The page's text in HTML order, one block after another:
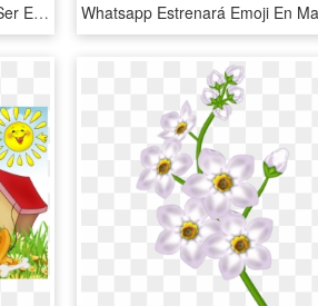
Otro Ejemplo Sencillo Podría Ser El Siguiente - Ejemplo De Diagrama De Causa Y Efecto, HD Png Download